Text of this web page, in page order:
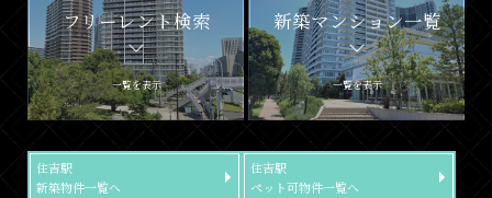
フリーレント検索
一覧を表示
新築マンション一覧
一覧を表示
住吉駅
新築物件一覧へ
住吉駅
ペット可物件一覧へ